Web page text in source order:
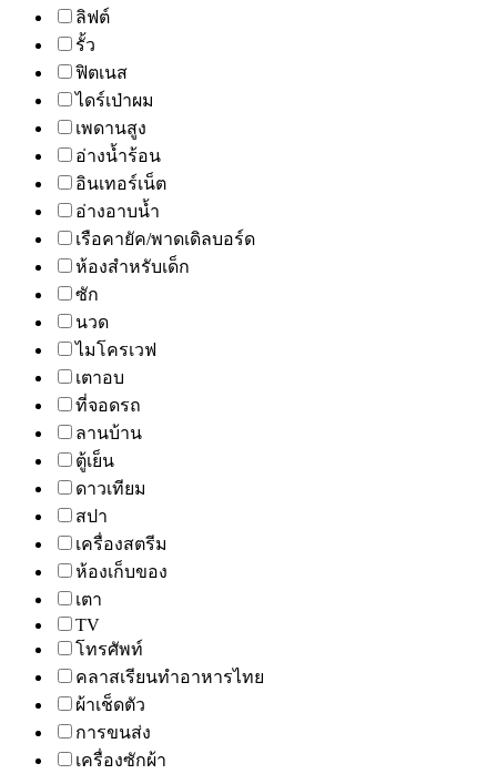
ลิฟต์
รั้ว
ฟิตเนส
ไดร์เป่าผม
เพดานสูง
อ่างน้ำร้อน
อินเทอร์เน็ต
อ่างอาบน้ำ
เรือคายัค/พาดเดิลบอร์ด
ห้องสำหรับเด็ก
ซัก
นวด
ไมโครเวฟ
เตาอบ
ที่จอดรถ
ลานบ้าน
ตู้เย็น
ดาวเทียม
สปา
เครื่องสตรีม
ห้องเก็บของ
เตา
TV
โทรศัพท์
คลาสเรียนทำอาหารไทย
ผ้าเช็ดตัว
การขนส่ง
เครื่องซักผ้า